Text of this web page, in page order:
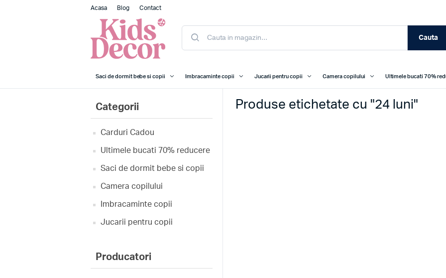
Acasa Blog Contact
Cauta
Saci de dormit bebe si copii Imbracaminte copii Jucarii pentru copii Camera copilului Ultimele bucati 70%
Categorii
Carduri Cadou
Ultimele bucati 70% reducere
Saci de dormit bebe si copii
Camera copilului
Imbracaminte copii
Jucarii pentru copii
Producatori
Produse etichetate cu "24 luni"